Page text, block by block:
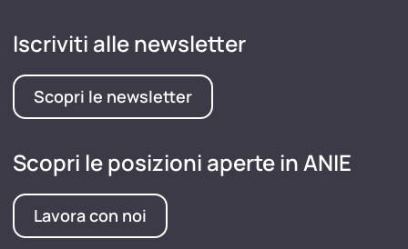
Iscriviti alle newsletter
Scopri le newsletter
Scopri le posizioni aperte in ANIE
Lavora con noi